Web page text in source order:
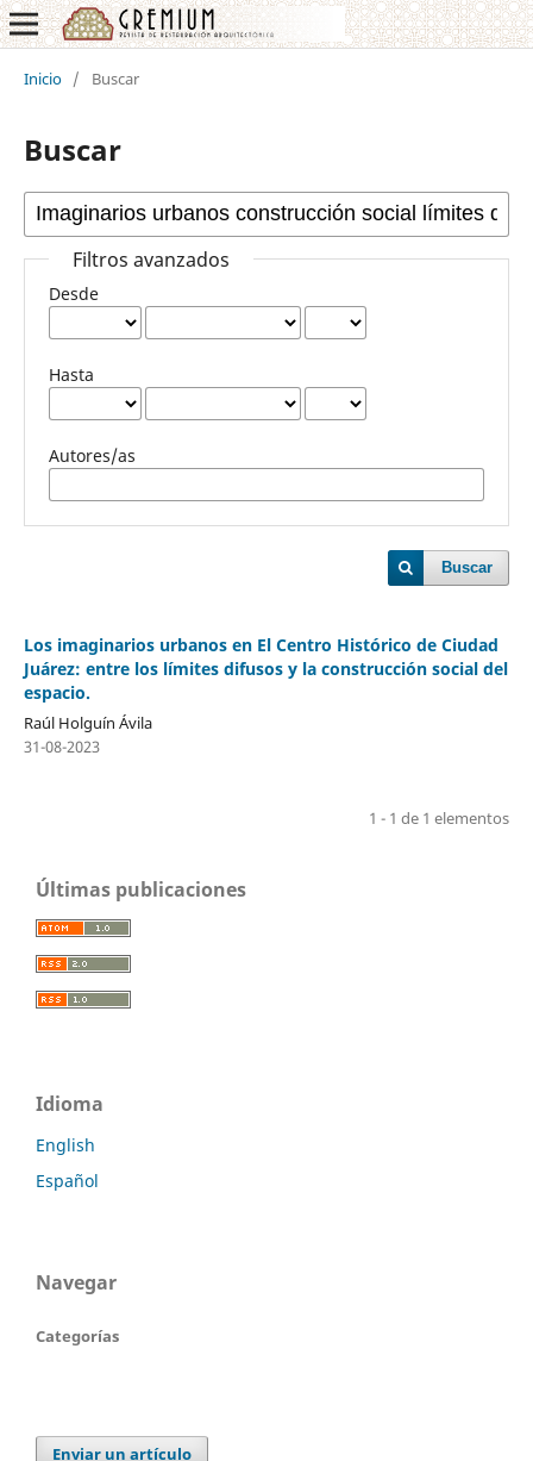
Inicio / Buscar
Buscar
Filtros avanzados
Desde
Hasta
Autores/as
Buscar
Los imaginarios urbanos en El Centro Histórico de Ciudad
Juárez: entre los límites difusos y la construcción social del
espacio.
Raúl Holguín Ávila
31-08-2023
1 - 1 de 1 elementos
Últimas publicaciones
Idioma
English
Español
Navegar
Categorías
Enviar un artículo